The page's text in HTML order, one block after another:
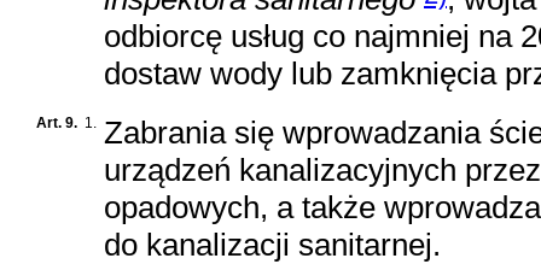
odbiorcę usług co najmniej na
dostaw wody lub zamknięcia
Art. 9. 1. Zabrania się wprowadzania
urządzeń kanalizacyjnych
opadowych, a także
do kanalizacji sanitarnej.